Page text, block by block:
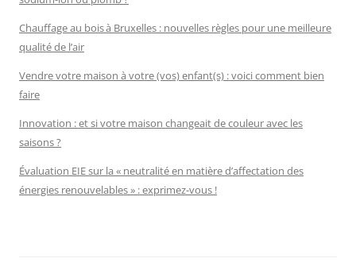
Chauffage au bois à Bruxelles : nouvelles règles pour une meilleure
qualité de l’air
Vendre votre maison à votre (vos) enfant(s) : voici comment bien
faire
Innovation : et si votre maison changeait de couleur avec les
saisons ?
Évaluation EIE sur la « neutralité en matière d’affectation des
énergies renouvelables » : exprimez-vous !